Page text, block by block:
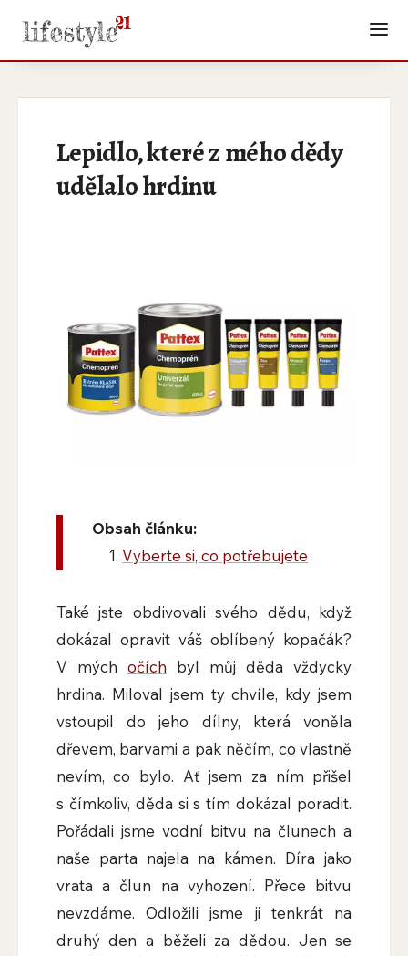
Lepidlo, které z mého dědy
udělalo hrdinu
Obsah článku:
Vyberte si, co potřebujete
Také jste obdivovali svého dědu, když
dokázal opravit váš oblíbený kopačák?
V mých očích byl můj děda vždycky
hrdina. Miloval jsem ty chvíle, kdy jsem
vstoupil do jeho dílny, která voněla
dřevem, barvami a pak něčím, co vlastně
nevím, co bylo. Ať jsem za ním přišel
s čímkoliv, děda si s tím dokázal poradit.
Pořádali jsme vodní bitvu na člunech a
naše parta najela na kámen. Díra jako
vrata a člun na vyhození. Přece bitvu
nevzdáme. Odložili jsme ji tenkrát na
druhý den a běželi za dědou. Jen se